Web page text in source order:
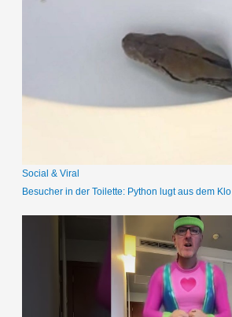
c
Social & Viral
Besucher in der Toilette: Python lugt aus dem Klo